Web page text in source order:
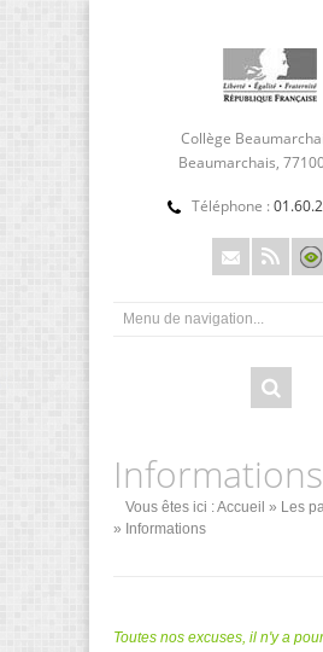
Collège
Beaumarchais,
Téléphone :
Informations
Vous êtes ici :Accueil » Les
» Informations
Toutes nos excuses, il n'y a